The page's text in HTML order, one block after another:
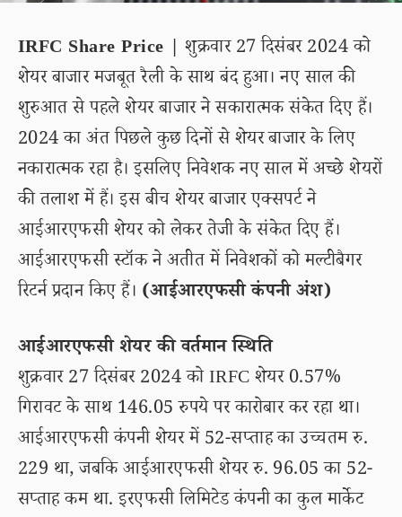
IRFC Share Price | शुक्रवार 27 दिसंबर 2024 को
शेयर बाजार मजबूत रैली के साथ बंद हुआ। नए साल की
शुरुआत से पहले शेयर बाजार ने सकारात्मक संकेत दिए हैं।
2024 का अंत पिछले कुछ दिनों से शेयर बाजार के लिए
नकारात्मक रहा है। इसलिए निवेशक नए साल में अच्छे शेयरों
की तलाश में हैं। इस बीच शेयर बाजार एक्सपर्ट ने
आईआरएफसी शेयर को लेकर तेजी के संकेत दिए हैं।
आईआरएफसी स्टॉक ने अतीत में निवेशकों को मल्टीबैगर
रिटर्न प्रदान किए हैं। (आईआरएफसी कंपनी अंश)
आईआरएफसी शेयर की वर्तमान स्थिति
शुक्रवार 27 दिसंबर 2024 को IRFC शेयर 0.57%
गिरावट के साथ 146.05 रुपये पर कारोबार कर रहा था।
आईआरएफसी कंपनी शेयर में 52-सप्ताह का उच्चतम रु.
229 था, जबकि आईआरएफसी शेयर रु. 96.05 का 52-
सप्ताह कम था. इरएफसी लिमिटेड कंपनी का कुल मार्केट